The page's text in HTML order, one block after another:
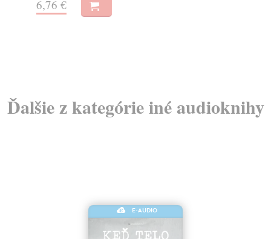
6,76 €
Ďalšie z kategórie iné audioknihy
E-AUDIO